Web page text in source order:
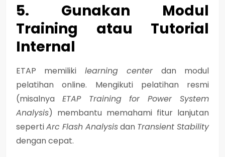
5. Gunakan Modul
Training atau Tutorial
Internal
ETAP memiliki learning centerdan modul
pelatihan online. Mengikuti pelatihan resmi
(misalnya ETAP Training for Power System
Analysis) membantu memahami fitur lanjutan
sepertiArc Flash Analysisdan Transient Stability
dengan cepat.